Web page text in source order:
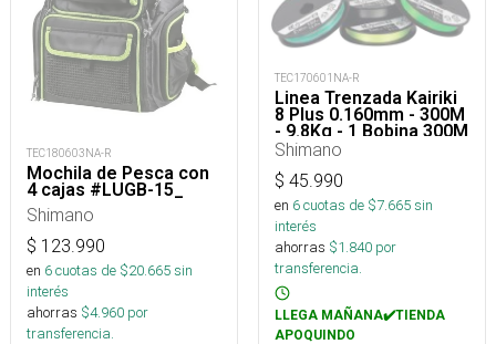
TEC180603NA-R
Mochila de Pesca con
4 cajas #LUGB-15_
Shimano
$ 123.990
en 6cuotas de $20.665sin
interés
ahorras $4.960 por
transferencia.
TEC170601NA-R
Linea Trenzada Kairiki
8 Plus 0.160mm - 300M
- 9.8Kg - 1 Bobina 300M
Shimano
$ 45.990
en 6cuotas de $7.665sin
interés
ahorras $1.840 por
transferencia.
LLEGA MAÑANA✔️TIENDA
APOQUINDO